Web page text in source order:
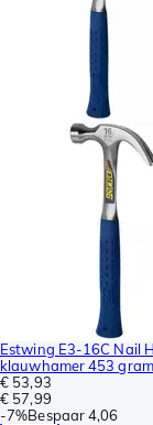
Estwing E3-16C Nail
klauwhamer 453 gram
€ 53,93
€ 57,99
-7%Bespaar4,06